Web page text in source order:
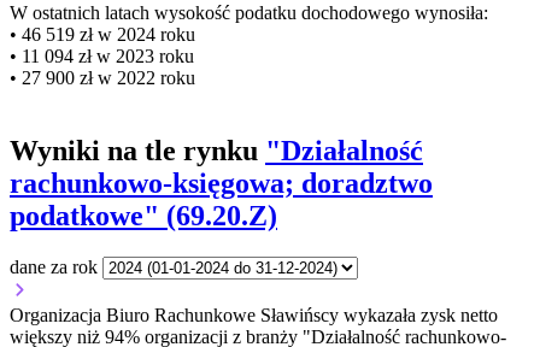
W ostatnich latach wysokość podatku dochodowego wynosiła:
• 46 519 zł w 2024 roku
• 11 094 zł w 2023 roku
• 27 900 zł w 2022 roku
Wyniki na tle rynku "Działalność
rachunkowo-księgowa; doradztwo
podatkowe" (69.20.Z)
dane za rok
Organizacja Biuro Rachunkowe Sławińscy wykazała zysk netto
większy niż 94% organizacji z branży "Działalność rachunkowo-